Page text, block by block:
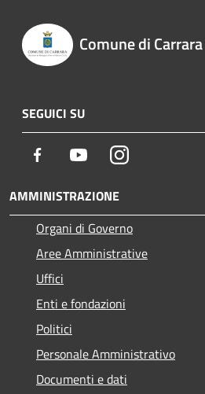
Comune di Carrara
SEGUICI SU
Facebook YoutubeInstagram
AMMINISTRAZIONE
Organi di Governo
Aree Amministrative
Uffici
Enti e fondazioni
Politici
Personale Amministrativo
Documenti e dati